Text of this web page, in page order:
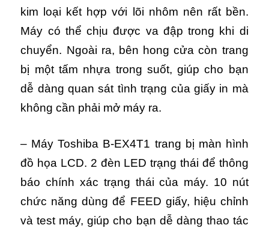
kim loại kết hợp với lõi nhôm nên rất bền.
Máy có thể chịu được va đập trong khi di
chuyển. Ngoài ra, bên hong cửa còn trang
bị một tấm nhựa trong suốt, giúp cho bạn
dễ dàng quan sát tình trạng của giấy in mà
không cần phải mở máy ra.
– Máy Toshiba B-EX4T1 trang bị màn hình
đồ họa LCD. 2 đèn LED trạng thái để thông
báo chính xác trạng thái của máy. 10 nút
chức năng dùng để FEED giấy, hiệu chỉnh
và test máy, giúp cho bạn dễ dàng thao tác